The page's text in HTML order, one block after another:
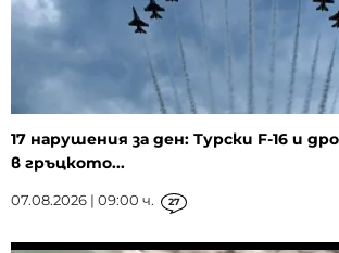
17 нарушения за ден: Турски F-16 и
в гръцкото...
07.08.2026 | 09:00 ч. 27